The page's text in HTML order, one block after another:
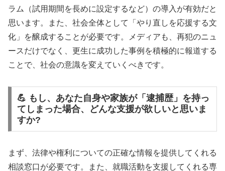
ラム（試用期間を長めに設定するなど）の導入が有効だと
思います。また、社会全体として「やり直しを応援する文
化」を醸成することが必要です。メディアも、再犯のニュ
ースだけでなく、更生に成功した事例を積極的に報道する
ことで、社会の意識を変えていくべきです。
💪 もし、あなた自身や家族が「逮捕歴」を持っ
てしまった場合、どんな支援が欲しいと思いま
すか?
まず、法律や権利についての正確な情報を提供してくれる
相談窓口が必要です。また、就職活動を支援してくれる専